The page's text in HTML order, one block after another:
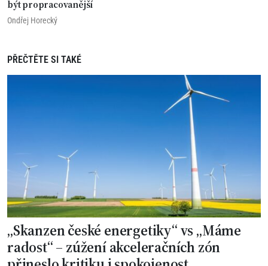
být propracovanější
Ondřej Horecký
PŘEČTĚTE SI TAKÉ
„Skanzen české energetiky“ vs „Máme
radost“ – zúžení akceleračních zón